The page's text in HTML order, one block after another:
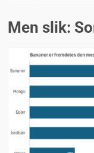
Men slik: